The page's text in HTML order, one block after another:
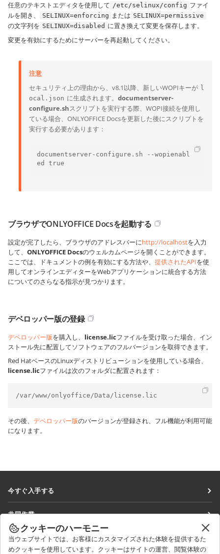
任意のテキストエディタを使用して /etc/selinux/config ファイ
ルを開き、
SELINUX=enforcing または SELINUX=permissive
の文字列を SELINUX=disabled に置き換えて変更を保存します。
変更を有効にするためにサーバーを再起動してください。
注意
セキュリティ上の理由から、v8.1以降、新しいWOPIキーが l
ocal.json に生成されます。 documentserver-
configure.shスクリプトを実行する際、WOPI接続を使用し
ている場合、ONLYOFFICE Docsを更新した後にスクリプトを
実行する必要があります：
documentserver-configure.sh --wopienabl
ed true
ブラウザでONLYOFFICE Docsを起動する
設定が完了したら、ブラウザのアドレスバーにhttp://localhostを入力
して、 ONLYOFFICE Docsのウェルカムページを開くことができます。
ここでは、ドキュメントの例を有効にする方法や、 提供されたAPIを使
用してオンラインエディターをWebアプリケーションに統合する方法
についてのさらなる指示が見つかります。
デベロッパー版の登録
デベロッパー版を購入し、 license.licファイルを受け取った場合、イン
ストール先に配置してソフトウェアのフルバージョンを取得できます。
Red HatベースのLinuxディストリビューションを使用している場合、
license.licファイルは次のフォルダに配置されます：
/var/www/onlyoffice/Data/license.lic
その後、 デベロッパー版のバージョンが登録され、フル機能が利用可能
になります。
今すぐ入手する
DocSpace
Workspace
共同作業
貢献者向け
翻訳者向け
ニュースを見る
クッキーのハーモニー
当ウェブサイトでは、お客様にカスタマイズされた体験を提供するた
めクッキーを使用しています。クッキーはサイトの運営、閲覧体験の